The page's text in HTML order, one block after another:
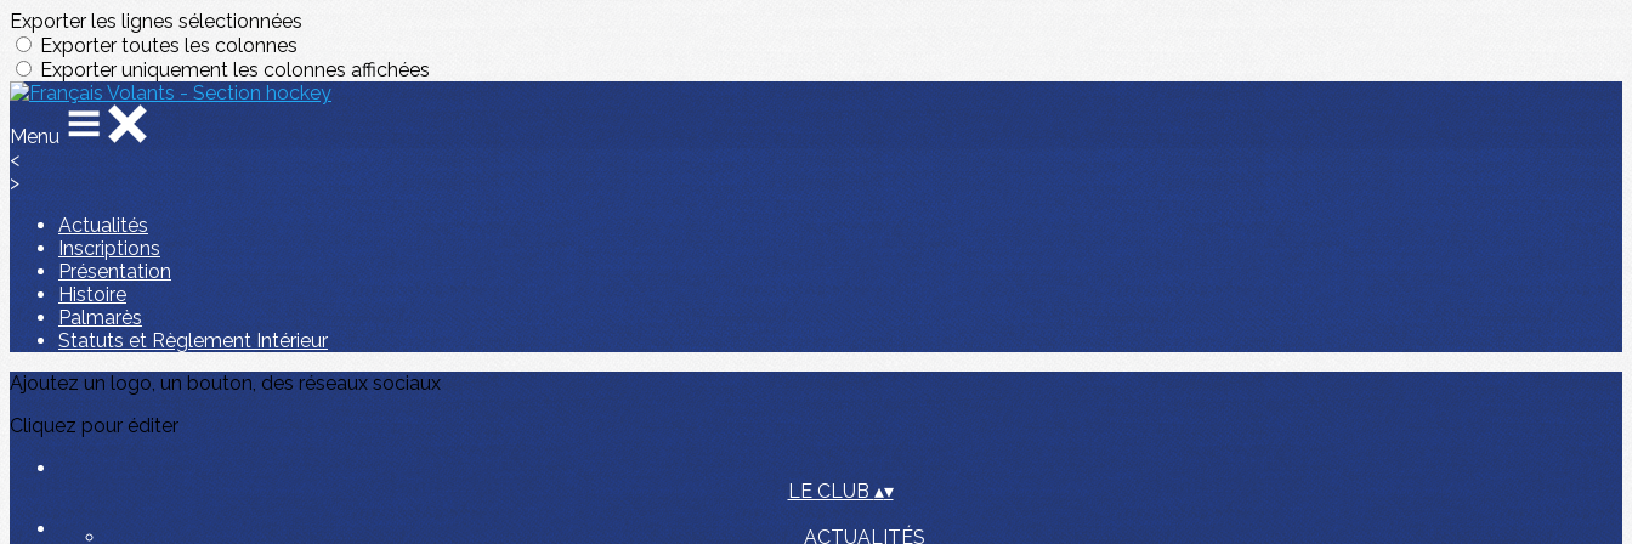
Exporter les lignes sélectionnées
Exporter toutes les colonnes
Exporter uniquement les colonnes affichées
Menu
<
>
Actualités
Inscriptions
Présentation
Histoire
Palmarès
Statuts et Règlement Intérieur
Ajoutez un logo, un bouton, des réseaux sociaux
Cliquez pour éditer
LE CLUB ▴▾
ACTUALITÉS